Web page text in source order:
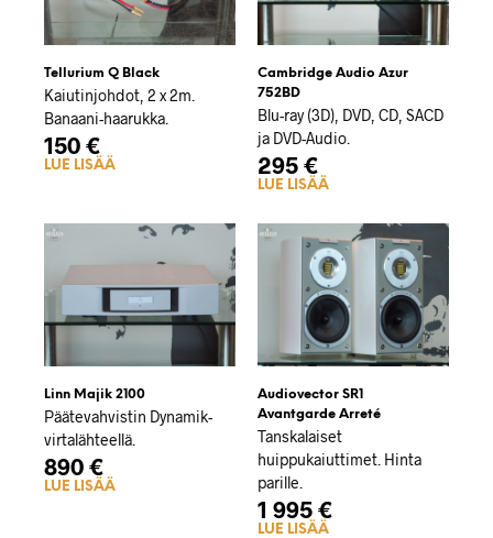
Tellurium Q Black
Kaiutinjohdot, 2 x 2m.
Banaani-haarukka.
150 €
LUE LISÄÄ
Cambridge Audio Azur
752BD
Blu-ray (3D), DVD, CD, SACD
ja DVD-Audio.
295 €
LUE LISÄÄ
Linn Majik 2100
Päätevahvistin Dynamik-
virtalähteellä.
890 €
LUE LISÄÄ
Audiovector SR1
Avantgarde Arreté
Tanskalaiset
huippukaiuttimet. Hinta
parille.
1 995 €
LUE LISÄÄ